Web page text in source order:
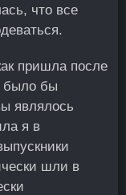
что все
пришла после
было бы
являлось
я в
шли в